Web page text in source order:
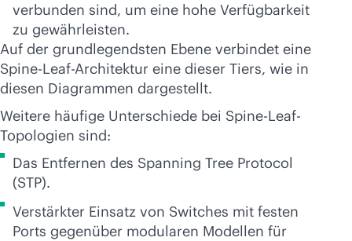
verbunden sind, um eine hohe Verfügbarkeit
zu gewährleisten.
Auf der grundlegendsten Ebene verbindet eine
Spine-Leaf-Architektur eine dieser Tiers, wie in
diesen Diagrammen dargestellt.
Weitere häufige Unterschiede bei Spine-Leaf-
Topologien sind:
Das Entfernen des Spanning Tree Protocol
(STP).
Verstärkter Einsatz von Switches mit festen
Ports gegenüber modularen Modellen für